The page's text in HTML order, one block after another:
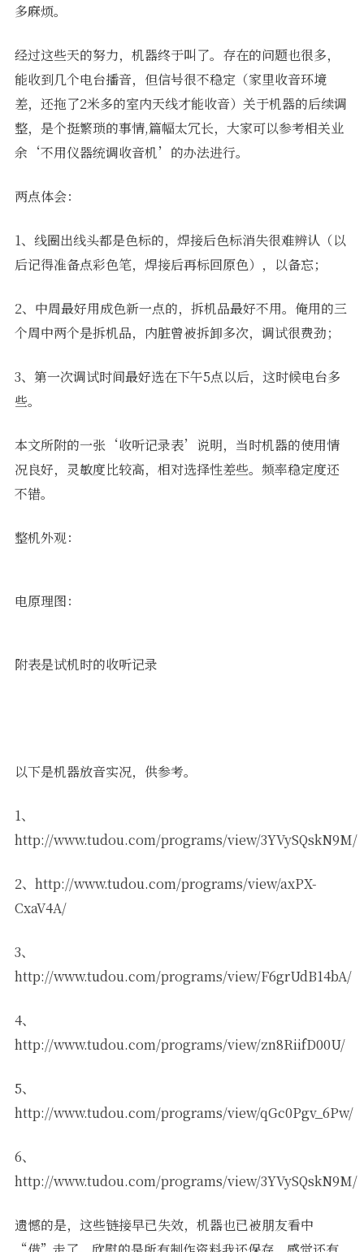
多麻烦。
经过这些天的努力，机器终于叫了。存在的问题也很多，
能收到几个电台播音，但信号很不稳定（家里收音环境
差，还拖了2米多的室内天线才能收音）关于机器的后续调
整，是个挺繁琐的事情,篇幅太冗长，大家可以参考相关业
余‘不用仪器统调收音机’的办法进行。
两点体会：
1、线圈出线头都是色标的，焊接后色标消失很难辨认（以
后记得准备点彩色笔，焊接后再标回原色），以备忘；
2、中周最好用成色新一点的，拆机品最好不用。俺用的三
个周中两个是拆机品，内脏曾被拆卸多次，调试很费劲；
3、第一次调试时间最好选在下午5点以后，这时候电台多
些。
本文所附的一张‘收听记录表’说明，当时机器的使用情
况良好，灵敏度比较高，相对选择性差些。频率稳定度还
不错。
整机外观：
电原理图：
附表是试机时的收听记录
以下是机器放音实况，供参考。
1、
http://www.tudou.com/programs/view/3YVySQskN9M/
2、http://www.tudou.com/programs/view/axPX-
CxaV4A/
3、
http://www.tudou.com/programs/view/F6grUdB14bA/
4、
http://www.tudou.com/programs/view/zn8RiifD00U/
5、
http://www.tudou.com/programs/view/qGc0Pgv_6Pw/
6、
http://www.tudou.com/programs/view/3YVySQskN9M/
遗憾的是，这些链接早已失效，机器也已被朋友看中